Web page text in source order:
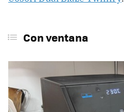
Con ventana